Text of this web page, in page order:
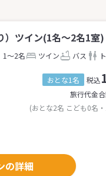
）ツイン(1名～2名1室)
1～2名 ツイン バス
おとな1名 税込
旅行代金
(おとな2名 こども0名
の詳細